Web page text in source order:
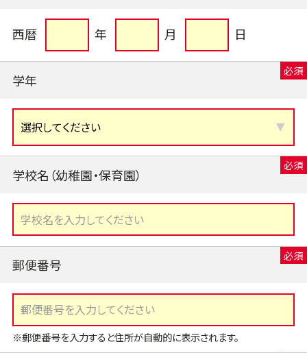
西暦 年 月 日
学年
学校名（幼稚園・保育園）
郵便番号
※郵便番号を入力すると住所が自動的に表示されます。